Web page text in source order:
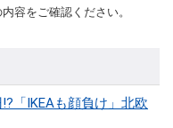
容をご確認ください。
「IKEAも顔負け」北欧